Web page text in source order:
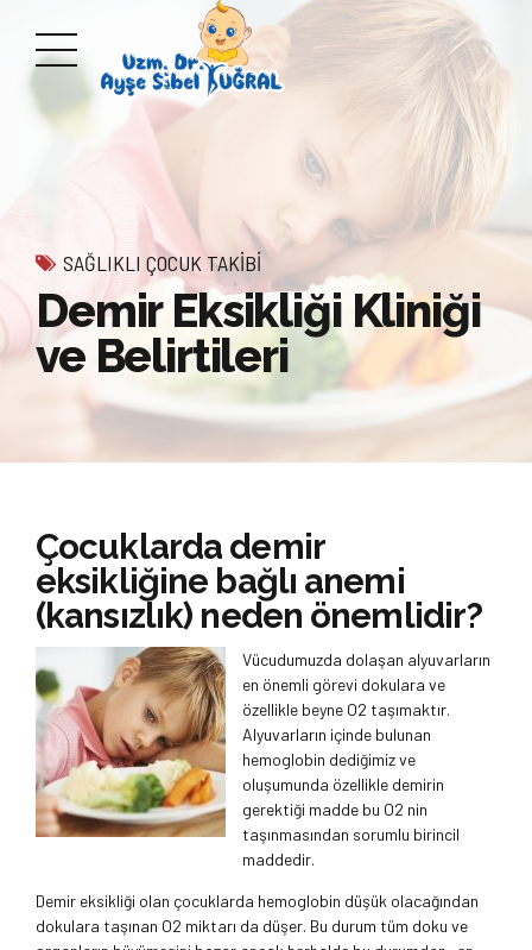
SAĞLIKLI ÇOCUK TAKIBI
Demir Eksikliği Kliniği
ve Belirtileri
Çocuklarda demir
eksikliğine bağlı anemi
(kansızlık) neden önemlidir?
Vücudumuzda dolaşan alyuvarların
en önemli görevi dokulara ve
özellikle beyne O2 taşımaktır.
Alyuvarların içinde bulunan
hemoglobin dediğimiz ve
oluşumunda özellikle demirin
gerektiği madde bu O2 nin
taşınmasından sorumlu birincil
maddedir.
Demir eksikliği olan çocuklarda hemoglobin düşük olacağından
dokulara taşınan O2 miktarı da düşer. Bu durum tüm doku ve